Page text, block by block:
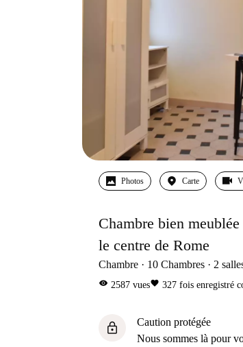
Photos Carte
Chambre bien
le centre de Rome
Chambre 10 Chambres 2
visibility 2587 vuesfavorite 327 fois enregistré
lock
Caution protégée
Nous sommes là pour